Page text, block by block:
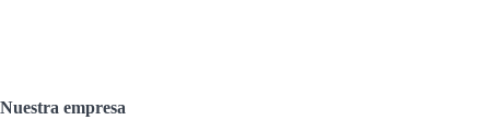
Nuestra empresa